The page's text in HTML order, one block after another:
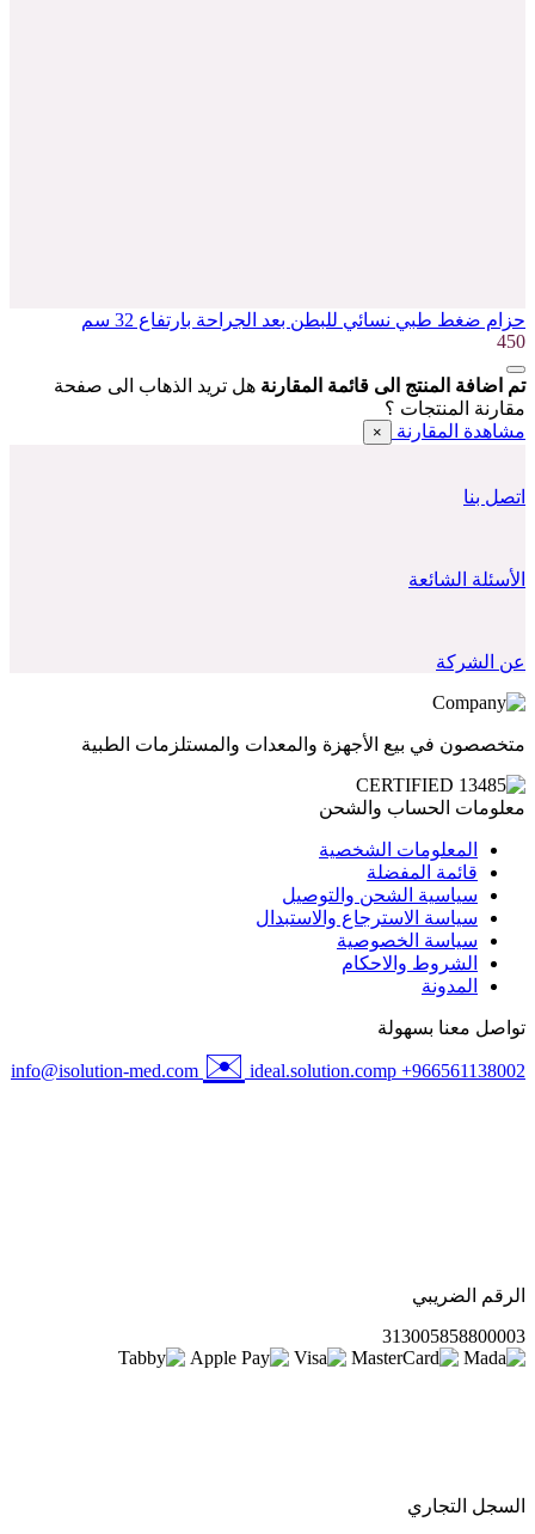
حزام ضغط طبي نسائي للبطن بعد الجراحة بارتفاع 32 سم
450
تم اضافة المنتج الى قائمة المقارنة هل تريد الذهاب الى صفحة
مقارنة المنتجات ؟
مشاهدة المقارنة
×
اتصل بنا
الأسئلة الشائعة
عن الشركة
متخصصون في بيع الأجهزة والمعدات والمستلزمات الطبية
معلومات الحساب والشحن
المعلومات الشخصية
قائمة المفضلة
سياسية الشحن والتوصيل
سياسة الاسترجاع والاستبدال
سياسة الخصوصية
الشروط والاحكام
المدونة
تواصل معنا بسهولة
+966561138002
ideal.solution.comp
✉️
info@isolution-med.com
الرقم الضريبي
313005858800003
السجل التجاري